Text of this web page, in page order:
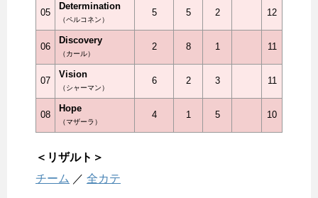
05
Determination
（ペルコネン）
5 5 2 12
06
Discovery
（カール）
2 8 1 11
07
Vision
（シャーマン）
6 2 3 11
08
Hope
（マザーラ）
4 1 5 10
＜リザルト＞
チーム ／ 全カテ